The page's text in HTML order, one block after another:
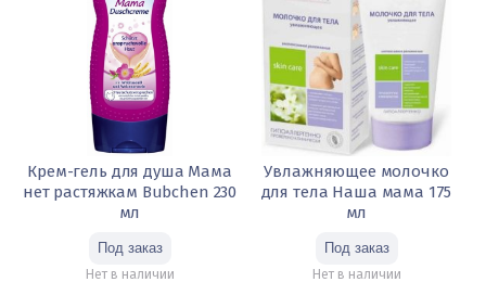
Крем-гель для душа Мама
нет растяжкам Bubchen 230
мл
Нет в наличии
Увлажняющее молочко
для тела Наша мама 175
мл
Нет в наличии